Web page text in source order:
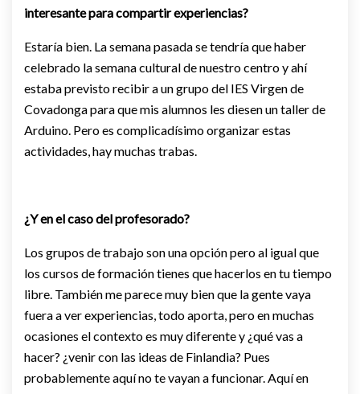
interesante para compartir experiencias?
Estaría bien. La semana pasada se tendría que haber
celebrado la semana cultural de nuestro centro y ahí
estaba previsto recibir a un grupo del IES Virgen de
Covadonga para que mis alumnos les diesen un taller de
Arduino. Pero es complicadísimo organizar estas
actividades, hay muchas trabas.
¿Y en el caso del profesorado?
Los grupos de trabajo son una opción pero al igual que
los cursos de formación tienes que hacerlos en tu tiempo
libre. También me parece muy bien que la gente vaya
fuera a ver experiencias, todo aporta, pero en muchas
ocasiones el contexto es muy diferente y ¿qué vas a
hacer? ¿venir con las ideas de Finlandia? Pues
probablemente aquí no te vayan a funcionar. Aquí en